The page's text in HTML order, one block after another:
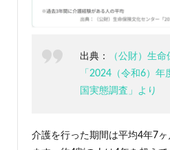
出典：
（公財）生
「2024（令和6）
国実態調査」より
介護を行った期間は平均4年7